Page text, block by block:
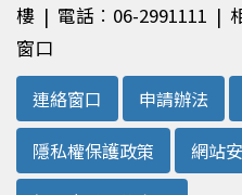
樓 | 電話︰06-2991111 |
窗口
連絡窗口
申請辦法
隱私權保護政策
網站